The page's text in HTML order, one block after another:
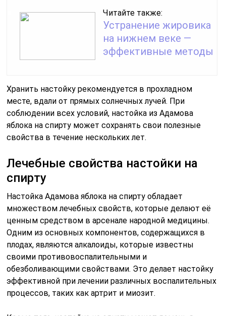
Читайте также:
Устранение жировика
на нижнем веке —
эффективные методы
Хранить настойку рекомендуется в прохладном
месте, вдали от прямых солнечных лучей. При
соблюдении всех условий, настойка из Адамова
яблока на спирту может сохранять свои полезные
свойства в течение нескольких лет.
Лечебные свойства настойки на
спирту
Настойка Адамова яблока на спирту обладает
множеством лечебных свойств, которые делают её
ценным средством в арсенале народной медицины.
Одним из основных компонентов, содержащихся в
плодах, являются алкалоиды, которые известны
своими противовоспалительными и
обезболивающими свойствами. Это делает настойку
эффективной при лечении различных воспалительных
процессов, таких как артрит и миозит.